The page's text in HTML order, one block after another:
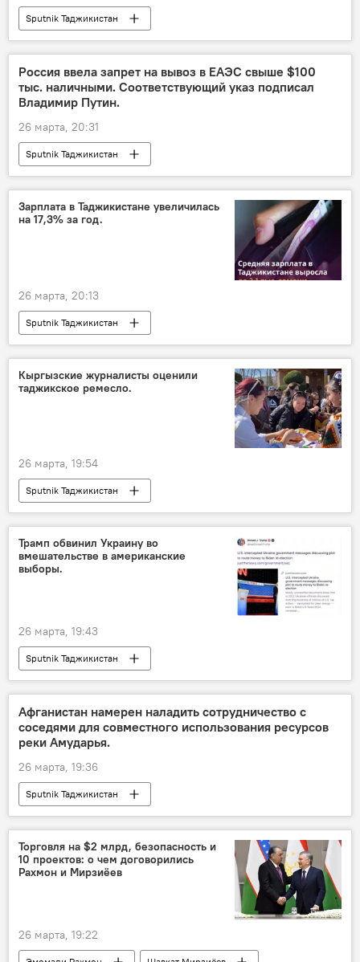
Sputnik Таджикистан
Россия ввела запрет на вывоз в ЕАЭС свыше $100
тыс. наличными. Соответствующий указ подписал
Владимир Путин.
26 марта, 20:31
Sputnik Таджикистан
Зарплата в Таджикистане увеличилась
на 17,3% за год.
26 марта, 20:13
Sputnik Таджикистан
Кыргызские журналисты оценили
таджикское ремесло.
26 марта, 19:54
Sputnik Таджикистан
Трамп обвинил Украину во
вмешательстве в американские
выборы.
26 марта, 19:43
Sputnik Таджикистан
Афганистан намерен наладить сотрудничество с
соседями для совместного использования ресурсов
реки Амударья.
26 марта, 19:36
Sputnik Таджикистан
Торговля на $2 млрд, безопасность и
10 проектов: о чем договорились
Рахмон и Мирзиёев
26 марта, 19:22